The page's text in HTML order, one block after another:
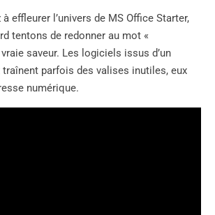
effleurer l’univers de MS Office Starter,
tentons de redonner au mot «
saveur. Les logiciels issus d’un
traînent parfois des valises inutiles, eux
numérique.